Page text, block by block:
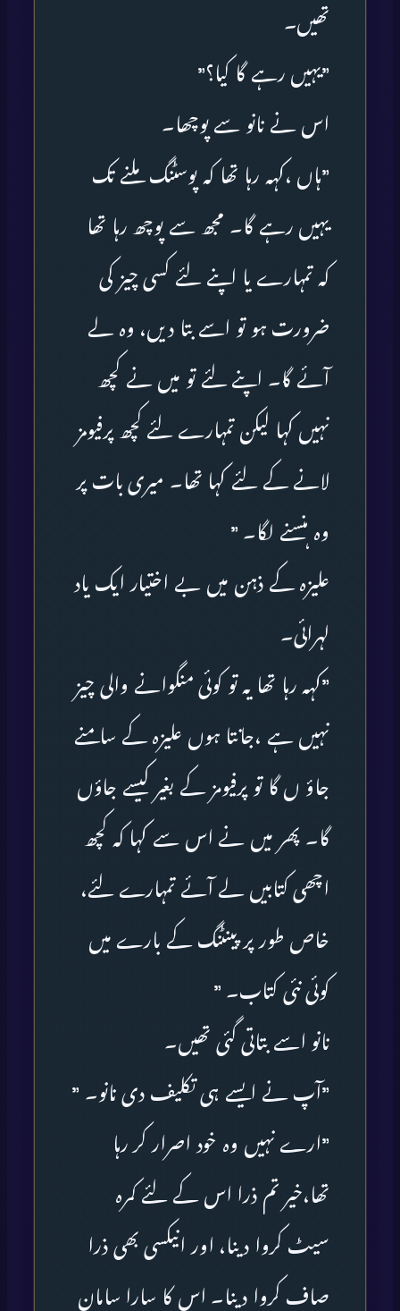
تھیں۔
”یہیں رہے گا کیا؟”
اس نے نانو سے پوچھا۔
”ہاں ،کہہ رہا تھا کہ پوسٹنگ ملنے تک
یہیں رہے گا۔ مجھ سے پوچھ رہا تھا
کہ تمہارے یا اپنے لئے کسی چیز کی
ضرورت ہو تو اسے بتا دیں، وہ لے
آئے گا۔ اپنے لئے تو میں نے کچھ
نہیں کہا لیکن تمہارے لئے کچھ پرفیومز
لانے کے لئے کہا تھا۔ میری بات پر
وہ ہنسنے لگا۔ ”
علیزہ کے ذہن میں بے اختیار ایک یاد
لہرائی۔
”کہہ رہا تھا یہ تو کوئی منگوانے والی چیز
نہیں ہے ،جانتا ہوں علیزہ کے سامنے
جاؤ ں گا تو پرفیومز کے بغیر کیسے جاؤں
گا۔ پھر میں نے اس سے کہا کہ کچھ
اچھی کتابیں لے آئے تمہارے لئے،
خاص طور پر پینٹنگ کے بارے میں
کوئی نئی کتاب۔ ”
نانو اسے بتاتی گئی تھیں۔
”آپ نے ایسے ہی تکلیف دی نانو۔ ”
”ارے نہیں وہ خود اصرار کر رہا
تھا،خیر تم ذرا اس کے لئے کمرہ
سیٹ کروا دینا، اور انیکسی بھی ذرا
صاف کروا دینا۔ اس کا سارا سامان